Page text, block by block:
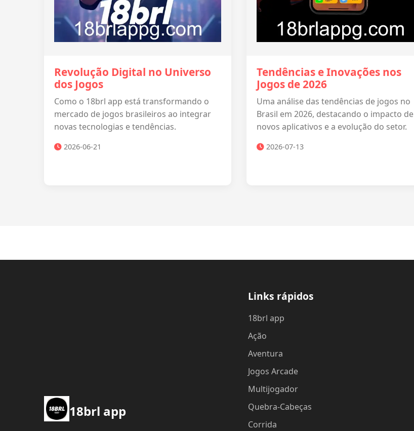
Revolução Digital no Universo
dos Jogos
Como o 18brl app está transformando o
mercado de jogos brasileiros ao integrar
novas tecnologias e tendências.
2026-06-21
Tendências e Inovações nos
Jogos de 2026
Uma análise das tendências de jogos no
Brasil em 2026, destacando o impacto de
novos aplicativos e a evolução do setor.
2026-07-13
18brl app
Links rápidos
18brl app
Ação
Aventura
Jogos Arcade
Multijogador
Quebra-Cabeças
Corrida